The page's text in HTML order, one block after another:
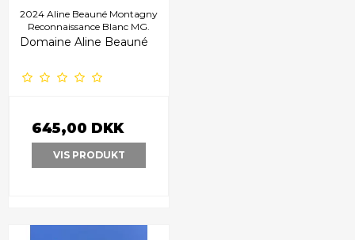
2024 Aline Beauné Montagny
Reconnaissance Blanc MG.
Domaine Aline Beauné
645,00 DKK
VIS PRODUKT